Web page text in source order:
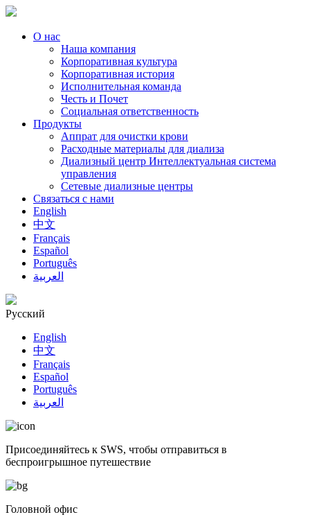
О нас
Наша компания
Корпоративная культура
Корпоративная история
Исполнительная команда
Честь и Почет
Социальная ответственность
Продукты
Аппрат для очистки крови
Расходные материалы для диализа
Диализный центр Интеллектуальная система
управления
Сетевые диализные центры
Связаться с нами
English
中文
Français
Español
Português
العربية
Русский
English
中文
Français
Español
Português
العربية
Присоединяйтесь к SWS, чтобы отправиться в
беспроигрышное путешествие
Головной офис